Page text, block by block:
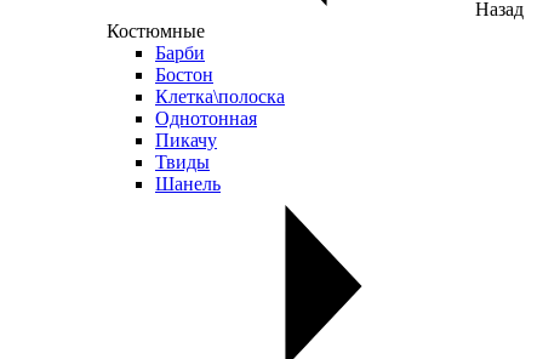
Назад
Костюмные
Барби
Бостон
Клетка\полоска
Однотонная
Пикачу
Твиды
Шанель